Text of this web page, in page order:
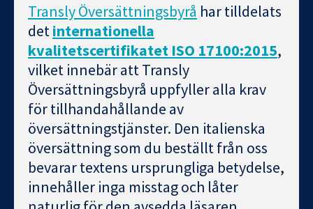
Transly Översättningsbyrå har tilldelats
det internationella
kvalitetscertifikatet ISO 17100:2015,
vilket innebär att Transly
Översättningsbyrå uppfyller alla krav
för tillhandahållande av
översättningstjänster. Den italienska
översättning som du beställt från oss
bevarar textens ursprungliga betydelse,
innehåller inga misstag och låter